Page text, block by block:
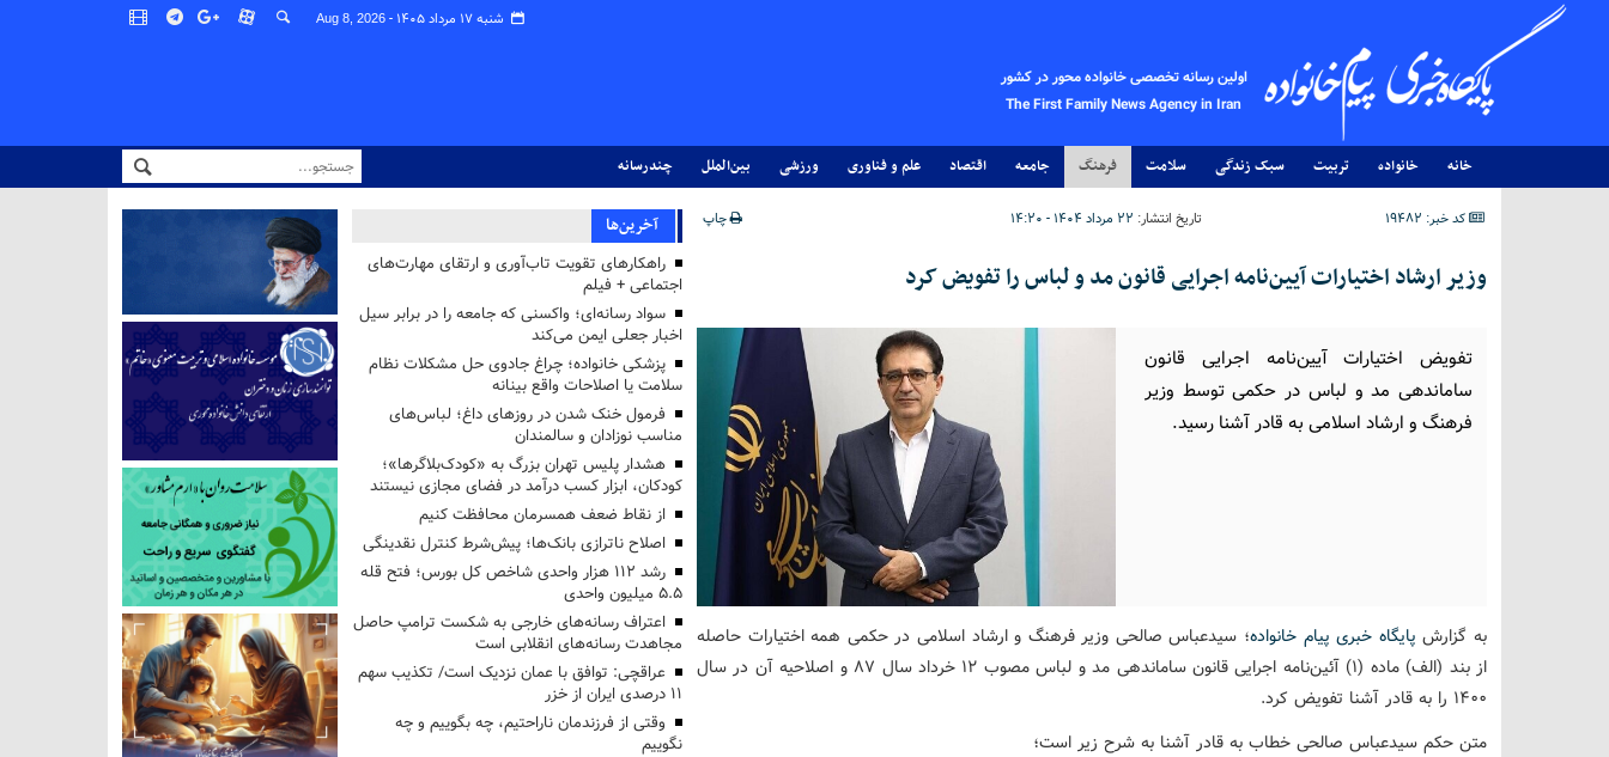
شنبه ۱۷ مرداد ۱۴۰۵ - Aug 8, 2026
اولین رسانه تخصصی خانواده محور در کشور
The First Family News Agency in Iran
خانه خانواده تربیت سبک زندگی سلامت فرهنگ جامعه اقتصاد علم و فناوری ورزشی بین‌الملل چندرسانه
کد خبر: 19482 تاریخ انتشار: ۲۲ مرداد ۱۴۰۴ - ۱۴:۲۰ چاپ
وزیر ارشاد اختیارات آیین‌نامه اجرایی قانون مد و لباس را تفویض کرد
تفویض اختیارات آیین‌نامه اجرایی قانون
ساماندهی مد و لباس در حکمی توسط وزیر
فرهنگ و ارشاد اسلامی به قادر آشنا رسید.
به گزارش پایگاه خبری پیام خانواده؛ سیدعباس صالحی وزیر فرهنگ و ارشاد اسلامی در حکمی همه اختیارات حاصله
از بند (الف) ماده (۱) آئین‌نامه اجرایی قانون ساماندهی مد و لباس مصوب ۱۲ خرداد سال ۸۷ و اصلاحیه آن در سال
۱۴۰۰ را به قادر آشنا تفویض کرد.
متن حکم سیدعباس صالحی خطاب به قادر آشنا به شرح زیر است؛
آخرین‌ها
راهکارهای تقویت تاب‌آوری و ارتقای مهارت‌های
اجتماعی + فیلم
سواد رسانه‌ای؛ واکسنی که جامعه را در برابر سیل
اخبار جعلی ایمن می‌کند
پزشکی خانواده؛ چراغ جادوی حل مشکلات نظام
سلامت یا اصلاحات واقع بینانه
فرمول خنک شدن در روزهای داغ؛ لباس‌های
مناسب نوزادان و سالمندان
هشدار پلیس تهران بزرگ به «کودک‌بلاگرها»؛
کودکان، ابزار کسب درآمد در فضای مجازی نیستند
از نقاط ضعف همسرمان محافظت کنیم
اصلاح ناترازی بانک‌ها؛ پیش‌شرط کنترل نقدینگی
رشد ۱۱۲ هزار واحدی شاخص کل بورس؛ فتح قله
۵.۵ میلیون واحدی
اعتراف رسانه‌های خارجی به شکست ترامپ حاصل
مجاهدت رسانه‌های انقلابی است
عراقچی: توافق با عمان نزدیک است/ تکذیب سهم
۱۱ درصدی ایران از خزر
وقتی از فرزندمان ناراحتیم، چه بگوییم و چه
نگوییم